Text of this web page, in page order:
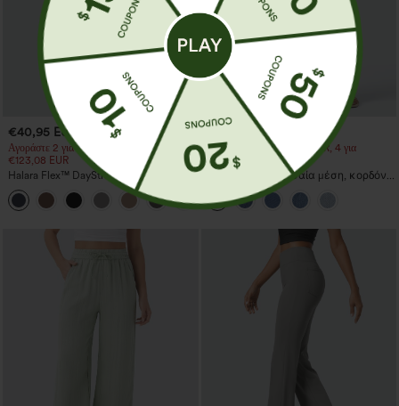
€40,95 EUR
Αγοράστε 2 για €61,54 EUR, 4 για
€123,08 EUR
Halara Flex™ DayStretch flare
παντελόνι εργασίας με μεσαία μέση
και πλευρική τσέπη με φερμουάρ.
+12
€44,95 EUR
€49,95 EUR
Αγοράστε 2 για €61,54 EUR, 4 για
€123,08 EUR
Casual τζιν με μεσαία μέση, κορδόνι
στη μέση και τσέπες